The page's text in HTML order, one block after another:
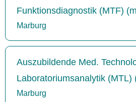
Funktionsdiagnostik (MTF)
Marburg
Auszubildende Med.
Laboratoriumsanalytik (MTL)
Marburg